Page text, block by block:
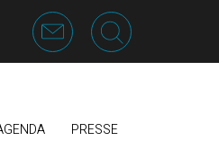
PRESSE